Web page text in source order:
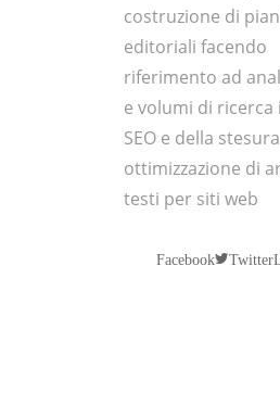
costruzione di
editoriali facendo
riferimento ad
e volumi di ricerca
SEO e della
ottimizzazione di
testi per siti web
Facebook Twitter